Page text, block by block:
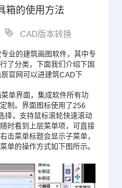
箱的使用方法
CAD版本转换
业的建筑画图软件，其中专
了分类，下面我们介绍下国
官网可以进建筑CAD 下
单界面，集成软件所有功
制。界面图标使用了256
择，支持鼠标滚轮快速滚动
时看到上层菜单项，可直接
击菜单标题会显示子菜单，
单的操作方式如下图所示。